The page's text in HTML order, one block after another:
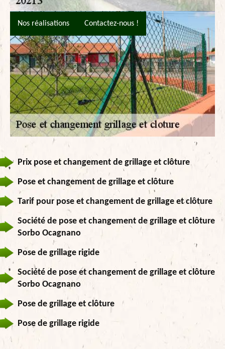
Nos réalisations Contactez-nous !
Prix pose et changement de grillage et clôture
Pose et changement de grillage et clôture
Tarif pour pose et changement de grillage et clôture
Société de pose et changement de grillage et clôture
Sorbo Ocagnano
Pose de grillage rigide
Société de pose et changement de grillage et clôture
Sorbo Ocagnano
Pose de grillage et clôture
Pose de grillage rigide